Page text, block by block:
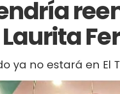
ya no estará en El